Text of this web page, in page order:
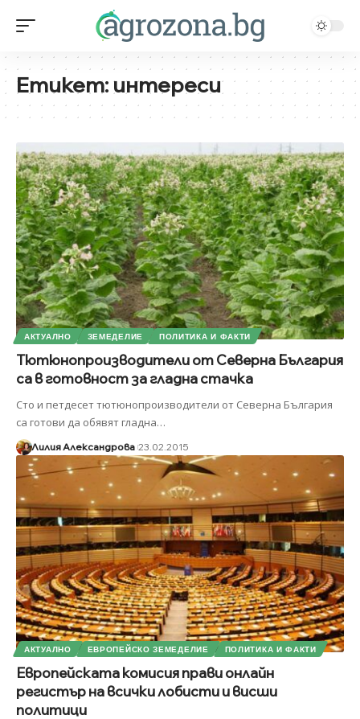
Етикет:интереси
АКТУАЛНО ЗЕМЕДЕЛИЕ ПОЛИТИКА И ФАКТИ
Тютюнопроизводители от Северна България
са в готовност за гладна стачка
Сто и петдесет тютюнопроизводители от Северна България
са готови да обявят гладна…
Лилия Александрова 23.02.2015
АКТУАЛНО ЕВРОПЕЙСКО ЗЕМЕДЕЛИЕ ПОЛИТИКА И ФАКТИ
Европейската комисия прави онлайн
регистър на всички лобисти и висши
политици